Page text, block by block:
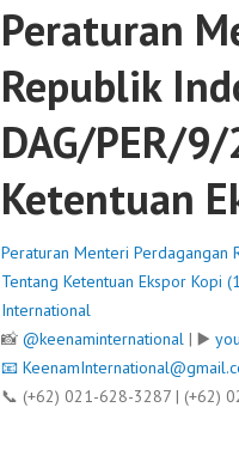
Peraturan
Republik
DAG/PER/
Ketentuan
Peraturan Menteri Perdagangan
Tentang Ketentuan Ekspor Kopi
International
📸 @keenaminternational | ▶️
📧
📞 (+62) 021-628-3287 | (+62)